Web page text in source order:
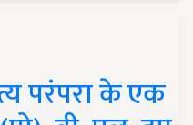
परंपरा के एक